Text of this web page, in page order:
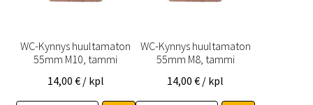
WC-Kynnys huultamaton
55mm M10, tammi
14,00 € / kpl
WC-Kynnys huultamaton
55mm M8, tammi
14,00€ / kpl